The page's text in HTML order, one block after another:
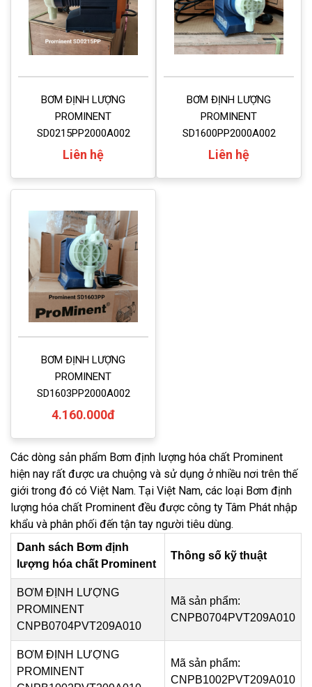
BƠM ĐỊNH LƯỢNG
PROMINENT
SD0215PP2000A002
Liên hệ
BƠM ĐỊNH LƯỢNG
PROMINENT
SD1600PP2000A002
Liên hệ
BƠM ĐỊNH LƯỢNG
PROMINENT
SD1603PP2000A002
4.160.000đ
Các dòng sản phẩm Bơm định lượng hóa chất Prominent
hiện nay rất được ưa chuộng và sử dụng ở nhiều nơi trên thế
giới trong đó có Việt Nam. Tại Việt Nam, các loại Bơm định
lượng hóa chất Prominent đều được công ty Tâm Phát nhập
khẩu và phân phối đến tận tay người tiêu dùng.
Danh sách Bơm định
lượng hóa chất Prominent
Thông số kỹ thuật
BƠM ĐỊNH LƯỢNG
PROMINENT
CNPB0704PVT209A010
Mã sản phẩm:
CNPB0704PVT209A010
BƠM ĐỊNH LƯỢNG
PROMINENT
Mã sản phẩm:
CNPB1002PVT209A010